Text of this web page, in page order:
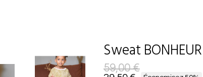
Sweat BONHEUR
59,00 €